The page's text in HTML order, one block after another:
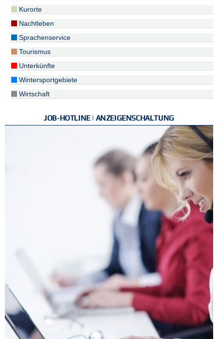
Kurorte
Nachtleben
Sprachenservice
Tourismus
Unterkünfte
Wintersportgebiete
Wirtschaft
JOB-HOTLINE | ANZEIGENSCHALTUNG